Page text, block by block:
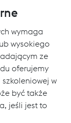
wymaga
wysokiego
ze
oferujemy
w
być także
jeśli jest to